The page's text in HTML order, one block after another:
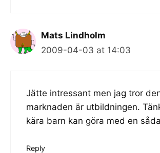
Mats Lindholm
2009-04-03 at 14:03
Jätte intressant men jag tror
marknaden är utbildningen.
kära barn kan göra med en
Reply